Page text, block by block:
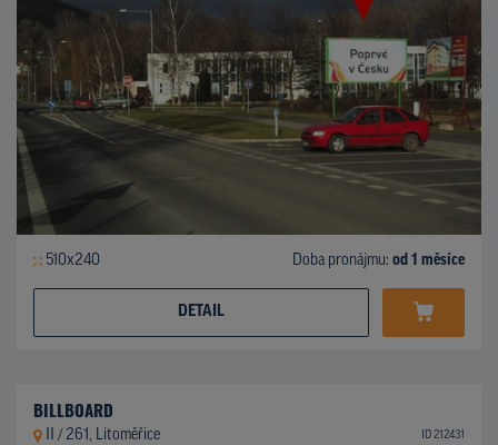
510x240 Doba pronájmu: od 1 měsíce
DETAIL
BILLBOARD
II / 261, Litoměřice ID 212431